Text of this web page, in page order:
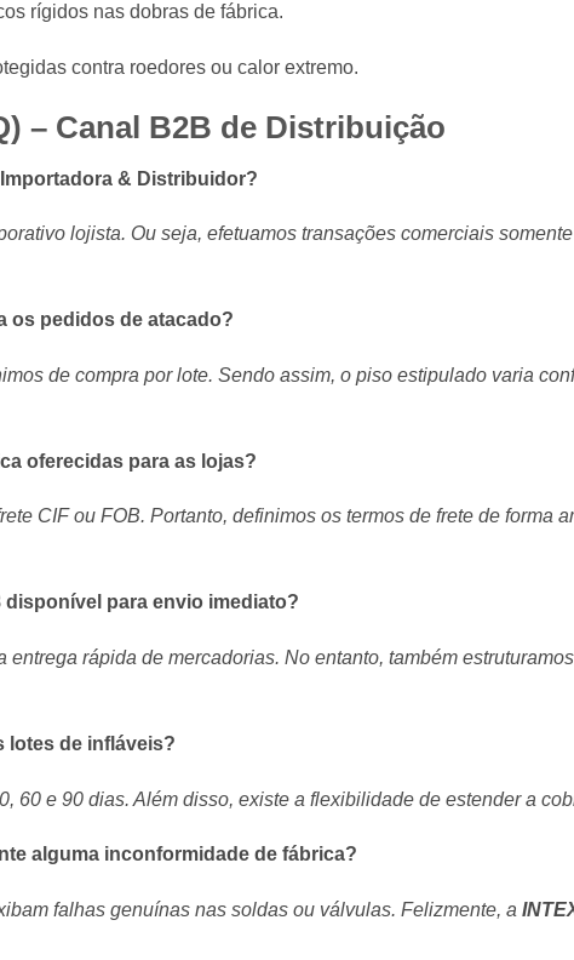
rígidos nas dobras de fábrica.
contra roedores ou calor extremo.
– Canal B2B de Distribuição
& Distribuidor?
lojista. Ou seja, efetuamos transações comerciais
os pedidos de atacado?
de compra por lote. Sendo assim, o piso estipulado varia
oferecidas para as lojas?
CIF ou FOB. Portanto, definimos os termos de frete de forma
disponível para envio imediato?
rápida de mercadorias. No entanto, também
lotes de infláveis?
60 e 90 dias. Além disso, existe a flexibilidade de estender a
alguma inconformidade de fábrica?
falhas genuínas nas soldas ou válvulas. Felizmente, a